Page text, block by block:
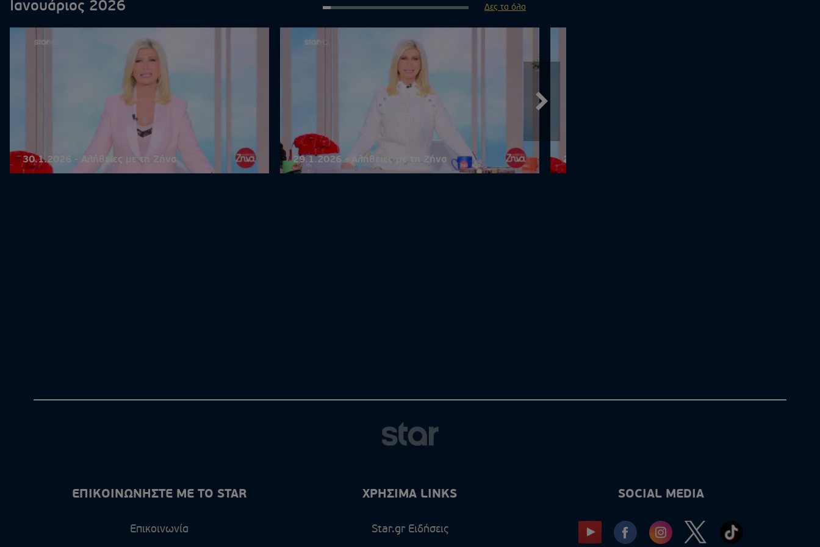
Ιανουάριος 2026 Δες τα όλα
30.1.2026 - Αλήθειες με τη Ζήνα 29.1.2026 - Αλήθειες με τη Ζήνα 28.1.2026 - Αλήθειες με τη Ζήνα
ΕΠΙΚΟΙΝΩΝΗΣΤΕ ΜΕ ΤΟ STAR
Επικοινωνία
ΧΡΗΣΙΜΑ LINKS
Star.gr Ειδήσεις
SOCIAL MEDIA